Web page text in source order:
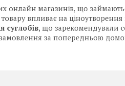
онлайн магазинів, що
товару впливає на
суглобів, що зарекомендували
за попередньою